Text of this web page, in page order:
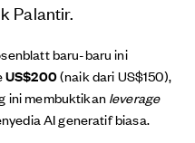
Palantir.
baru-baru ini
US$200(naik dari US$150),
ini membuktikanleverage
AI generatif biasa.